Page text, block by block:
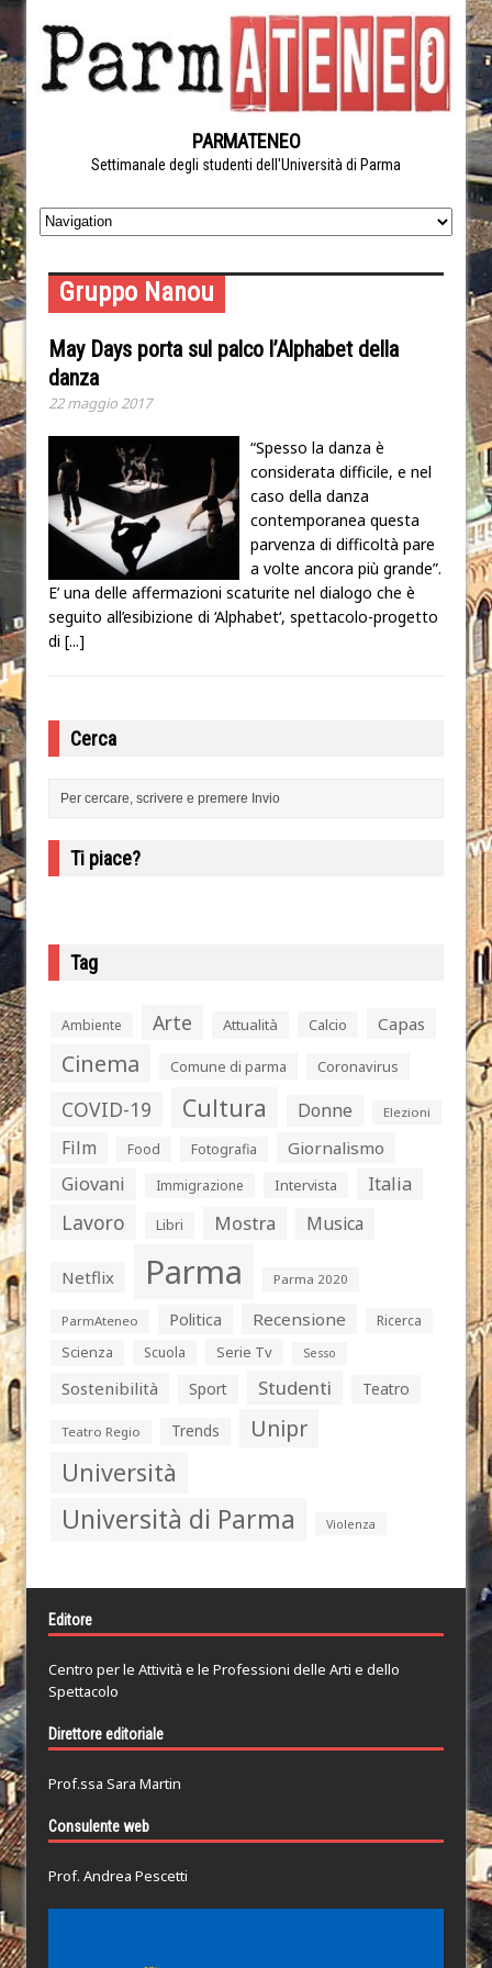
PARMATENEO
Settimanale degli studenti dell'Università di Parma
Gruppo Nanou
May Days porta sul palco l’Alphabet della
danza
22 maggio 2017
“Spesso la danza è
considerata difficile, e nel
caso della danza
contemporanea questa
parvenza di difficoltà pare
a volte ancora più grande”.
E’ una delle affermazioni scaturite nel dialogo che è
seguito all’esibizione di ‘Alphabet‘, spettacolo-progetto
di [...]
Cerca
Ti piace?
Tag
Ambiente Arte Attualità Calcio Capas
Cinema Comune di parma Coronavirus
COVID-19 Cultura Donne Elezioni
Film Food Fotografia Giornalismo
Giovani Immigrazione Intervista Italia
Lavoro Libri Mostra Musica
Netflix Parma Parma 2020
ParmAteneo Politica Recensione
Ricerca
Scienza
Scuola Serie Tv Sesso
Sostenibilità Sport Studenti Teatro
Teatro Regio Trends Unipr
Università
Università di Parma Violenza
Editore
Centro per le Attività e le Professioni delle Arti e dello
Spettacolo
Direttore editoriale
Prof.ssa Sara Martin
Consulente web
Prof. Andrea Pescetti